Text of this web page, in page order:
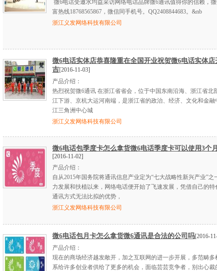
微6电话受邀水均益采访网络电话品牌微6通讯值得你的信赖，
富热线18768565867，微信同手机号。QQ2408844683。&nb
浙江义发网络科技有限公司
微6电话实体店恭喜隆重在全国开业祝贺微6电话实体店
吉[2016-11-03]
产品介绍：
热烈祝贺微6通讯 在浙江省省会，位于中国东南沿海、浙江省北
江下游、京杭大运河南端，是浙江省的政治、经济、文化和金融
江三角洲中心城
浙江义发网络科技有限公司
微6电话包季度卡怎么拿货微6电话季度卡可以使用3个
[2016-11-02]
产品介绍：
自从2015年国务院将通讯信息产业定为“七大战略性新兴产业”之
力发展和扶植以来，网络电话便开始了飞速发展，凭借自己的特
通讯方式无法比拟的优势，
浙江义发网络科技有限公司
微6电话包月卡怎么拿货微6通讯是合法的公司吗[2016-
产品介绍：
现在的商场经济越发敞开，加之互联网的进一步开展，多范畴多
系给许多创业者供给了更多的机会，面临芸芸竞争者，别出心裁